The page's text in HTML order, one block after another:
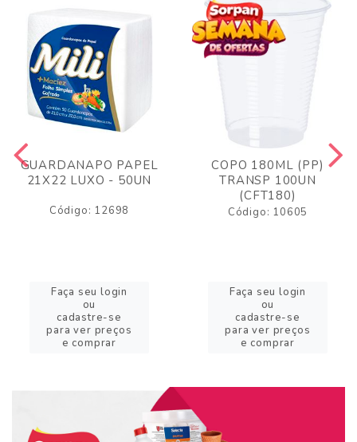
GUARDANAPO PAPEL
21X22 LUXO - 50UN
Código: 12698
Faça seu login
ou
cadastre-se
para ver preços
e comprar
COPO 180ML (PP)
TRANSP 100UN
(CFT180)
Código: 10605
Faça seu login
ou
cadastre-se
para ver preços
e comprar